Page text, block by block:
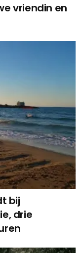
vriendin en
bij
drie